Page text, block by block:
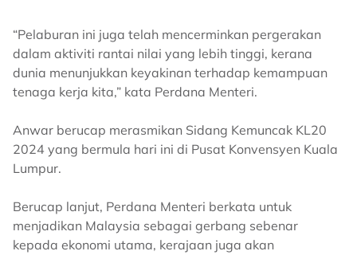
“Pelaburan ini juga telah mencerminkan pergerakan
dalam aktiviti rantai nilai yang lebih tinggi, kerana
dunia menunjukkan keyakinan terhadap kemampuan
tenaga kerja kita,” kata Perdana Menteri.
Anwar berucap merasmikan Sidang Kemuncak KL20
2024 yang bermula hari ini di Pusat Konvensyen Kuala
Lumpur.
Berucap lanjut, Perdana Menteri berkata untuk
menjadikan Malaysia sebagai gerbang sebenar
kepada ekonomi utama, kerajaan juga akan